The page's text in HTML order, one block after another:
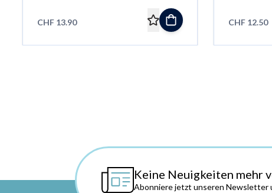
CHF 13.90 CHF 12.50
Keine Neuigkeiten mehr
Abonniere jetzt unseren Newsletter